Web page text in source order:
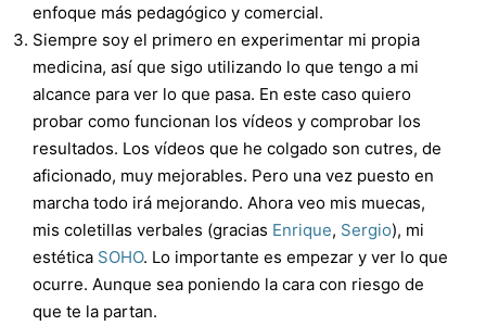
enfoque más pedagógico y comercial.
Siempre soy el primero en experimentar mi propia
medicina, así que sigo utilizando lo que tengo a mi
alcance para ver lo que pasa. En este caso quiero
probar como funcionan los vídeos y comprobar los
resultados. Los vídeos que he colgado son cutres, de
aficionado, muy mejorables. Pero una vez puesto en
marcha todo irá mejorando. Ahora veo mis muecas,
mis coletillas verbales (gracias Enrique, Sergio), mi
estética SOHO. Lo importante es empezar y ver lo que
ocurre. Aunque sea poniendo la cara con riesgo de
que te la partan.